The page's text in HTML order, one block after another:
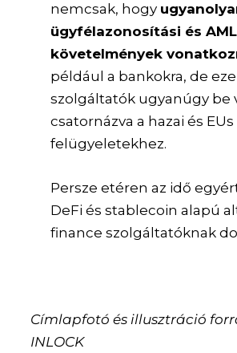
nemcsak, hogy
ügyfélazonosítási és AML
követelmények
például a bankokra, de
szolgáltatók ugyanúgy be
csatornázva a hazai és EUs
felügyeletekhez.
Persze etéren az idő
DeFi és stablecoin alapú
finance szolgáltatóknak
Címlapfotó és illusztráció
INLOCK